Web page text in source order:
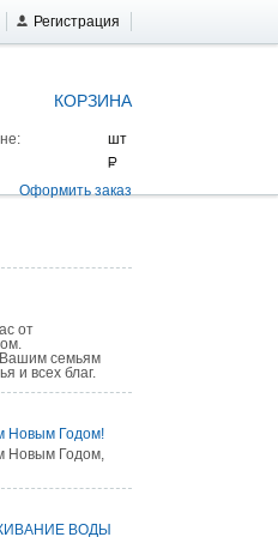
Регистрация
КОРЗИНА
Оформить заказ
от
семьям
и всех благ.
Новым Годом!
Новым Годом,
ВОДЫ